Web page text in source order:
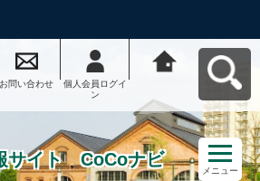
お問い合わせ
個人会員ログイ
ン
ナビへ戻る
サイト CoCoナビ
メニュー